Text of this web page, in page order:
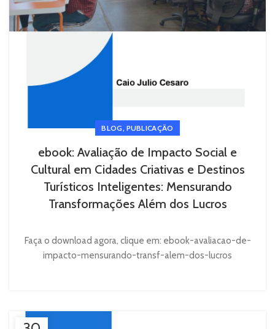
BLOG, PUBLICAÇÃO
ebook: Avaliação de Impacto Social e
Cultural em Cidades Criativas e Destinos
Turísticos Inteligentes: Mensurando
Transformações Além dos Lucros
Faça o download agora, clique em: ebook-avaliacao-de-
impacto-mensurando-transf-alem-dos-lucros